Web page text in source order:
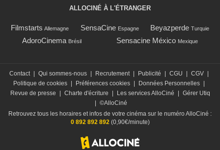
ALLOCINÉ À L'ÉTRANGER
Filmstarts Allemagne SensaCine Espagne Beyazperde Turquie
AdoroCinema Brésil Sensacine México Mexique
Contact | Qui sommes-nous | Recrutement | Publicité | CGU | CGV |
Politique de cookies | Préférences cookies | Données Personnelles |
Revue de presse
| Charte d'écriture | Les services AlloCiné | Gérer Utiq
| ©AlloCiné
Retrouvez tous les horaires et infos de votre cinéma sur le numéro AlloCiné :
0 892 892 892 (0,90€/minute)